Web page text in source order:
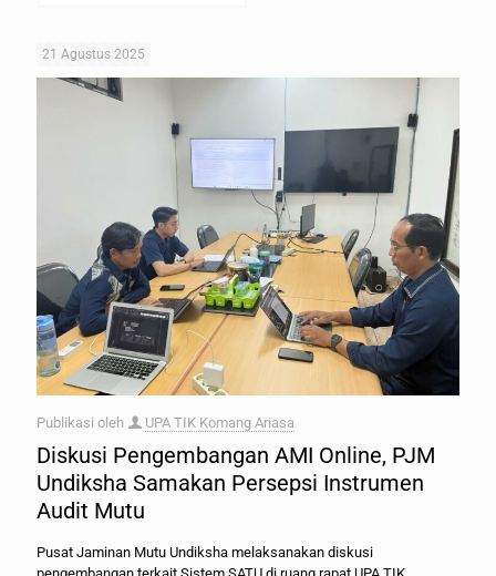
21 Agustus 2025
Publikasi oleh UPA TIK Komang Ariasa
Diskusi Pengembangan AMI Online, PJM
Undiksha Samakan Persepsi Instrumen
Audit Mutu
Pusat Jaminan Mutu Undiksha melaksanakan diskusi